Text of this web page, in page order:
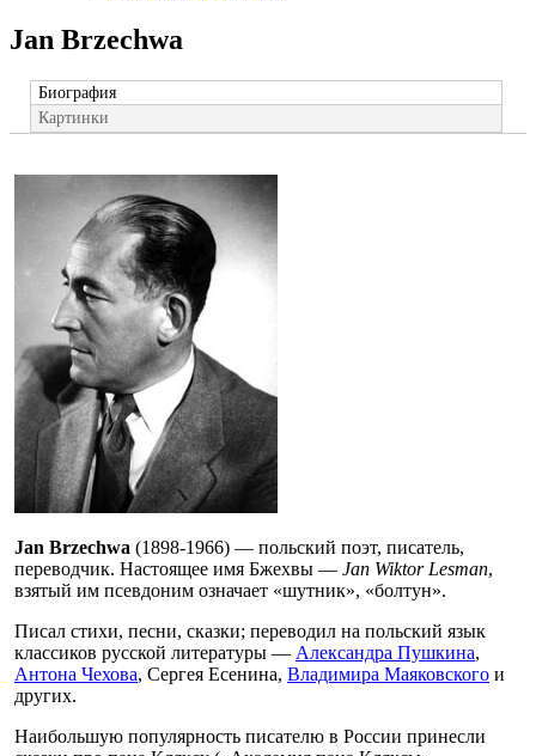
Jan Brzechwa
Биография
Картинки
Jan Brzechwa (1898-1966) — польский поэт, писатель,
переводчик. Настоящее имя Бжехвы — Jan Wiktor Lesman,
взятый им псевдоним означает «шутник», «болтун».
Писал стихи, песни, сказки; переводил на польский язык
классиков русской литературы — Александра Пушкина,
Антона Чехова, Сергея Есенина, Владимира Маяковского и
других.
Наибольшую популярность писателю в России принесли